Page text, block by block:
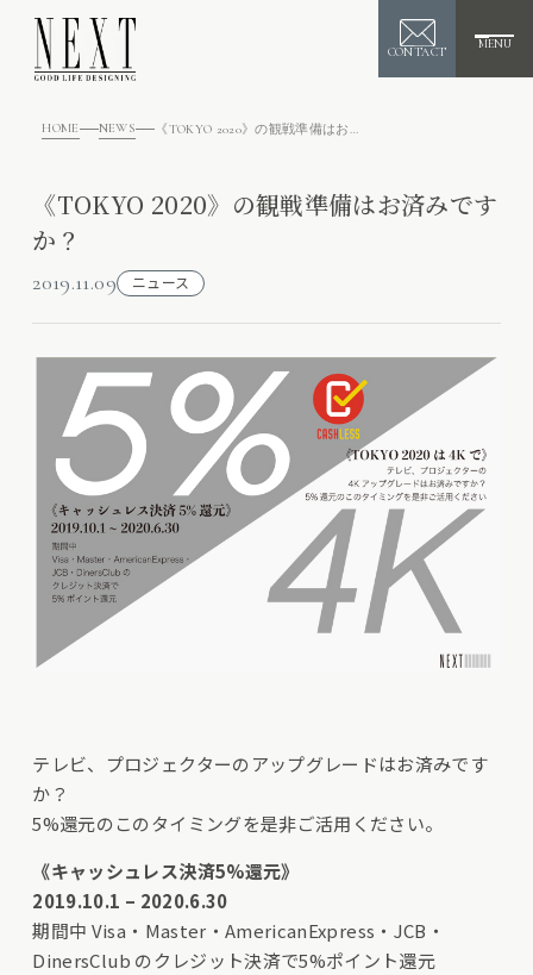
CONTACT
MENU
HOME NEWS
《TOKYO 2020》の観戦準備はお済みです
か？
2019.11.09 ニュース
テレビ、プロジェクターのアップグレードはお済みです
か？
5%還元のこのタイミングを是非ご活用ください。
《キャッシュレス決済5%還元》
2019.10.1 – 2020.6.30
期間中 Visa・Master・AmericanExpress・JCB・
DinersClub のクレジット決済で5%ポイント還元